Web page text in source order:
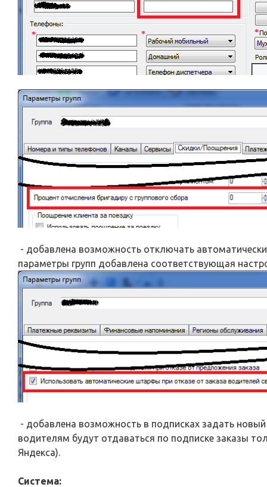
- добавлена возможность отключать
параметры групп добавлена соответствующая
- добавлена возможность в подписках задать
водителям будут отдаваться по подписке заказы
Яндекса).
Система: